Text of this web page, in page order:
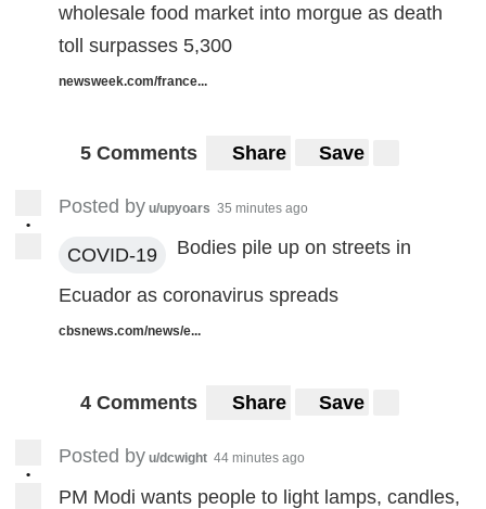
wholesale food market into morgue as death
toll surpasses 5,300
newsweek.com/france...
5 Comments Share Save
•
Posted by u/upyoars 35 minutes ago
COVID-19 Bodies pile up on streets in
Ecuador as coronavirus spreads
cbsnews.com/news/e...
4 Comments Share Save
•
Posted by u/dcwight 44 minutes ago
PM Modi wants people to light lamps, candles,